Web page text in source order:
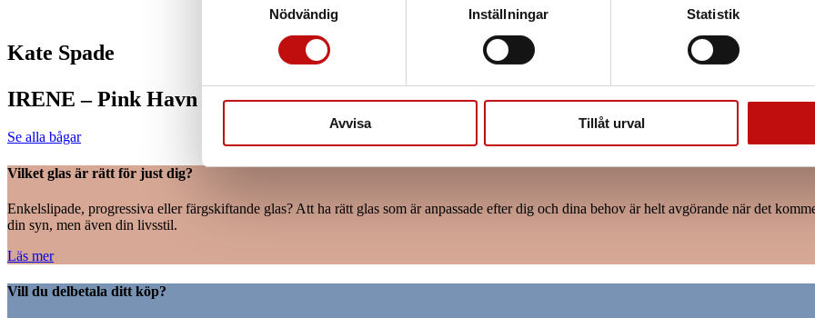
Nödvändig
Inställningar Statistik
Avvisa Tillåt urval
Kate Spade
IRENE – Pink Havn
Se alla bågar
Vilket glas är rätt för just dig?
Enkelslipade, progressiva eller färgskiftande glas? Att ha rätt glas som är anpassade efter dig och dina behov är helt avgörande när det
din syn, men även din livsstil.
Läs mer
Vill du delbetala ditt köp?